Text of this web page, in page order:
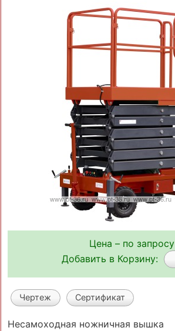
Цена – по запросу
Добавить в Корзину:
Чертеж Сертификат
Несамоходная ножничная вышка